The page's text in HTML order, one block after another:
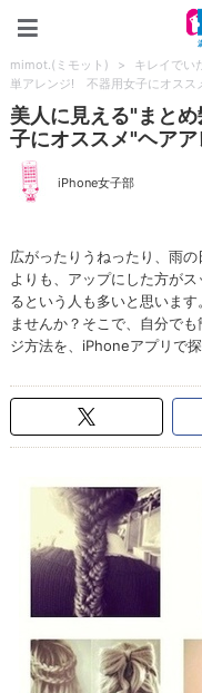
mimot.(ミモット) > キレイでい
単アレンジ! 不器用女子にオスス
美人に見える"まと
子にオススメ"ヘア
iPhone女子部
広がったりうねったり、雨
よりも、アップにした方が
るという人も多いと思いま
ませんか？そこで、自分で
ジ方法を、iPhoneアプリで探